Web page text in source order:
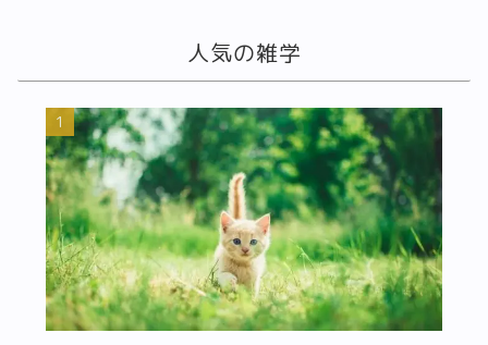
人気の雑学